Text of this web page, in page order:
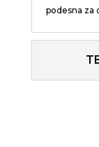
podesna za